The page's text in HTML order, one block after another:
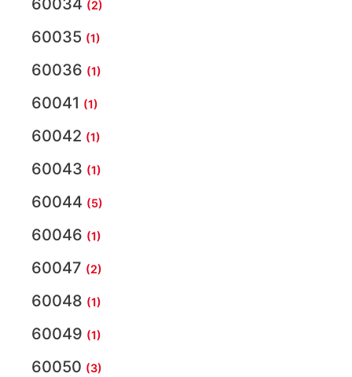
60034 (2)
60035 (1)
60036 (1)
60041 (1)
60042 (1)
60043 (1)
60044 (5)
60046 (1)
60047 (2)
60048 (1)
60049 (1)
60050 (3)